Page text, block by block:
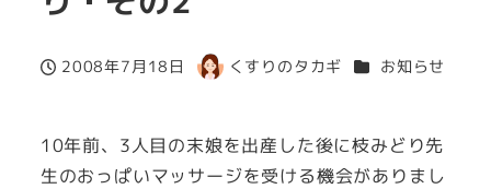
投稿日
2008年7月18日
著
くすりのタカギ カテゴリー
お知らせ
10年前、3人目の末娘を出産した後に枝みどり先
生のおっぱいマッサージを受ける機会がありまし